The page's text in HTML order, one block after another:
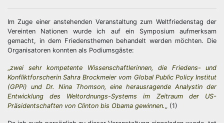
Im Zuge einer anstehenden Veranstaltung zum Weltfriedenstag der
Vereinten Nationen wurde ich auf ein Symposium aufmerksam
gemacht, in dem Friedensthemen behandelt werden möchten. Die
Organisatoren konnten als Podiumsgäste:
„zwei sehr kompetente Wissenschaftlerinnen, die Friedens- und
Konfliktforscherin Sahra Brockmeier vom Global Public Policy Institut
(GPPi) und Dr. Nina Thomson, eine herausragende Analystin der
Entwicklung des Weltordnungs-Systems im Zeitraum der US-
Präsidentschaften von Clinton bis Obama gewinnen. „ (1)